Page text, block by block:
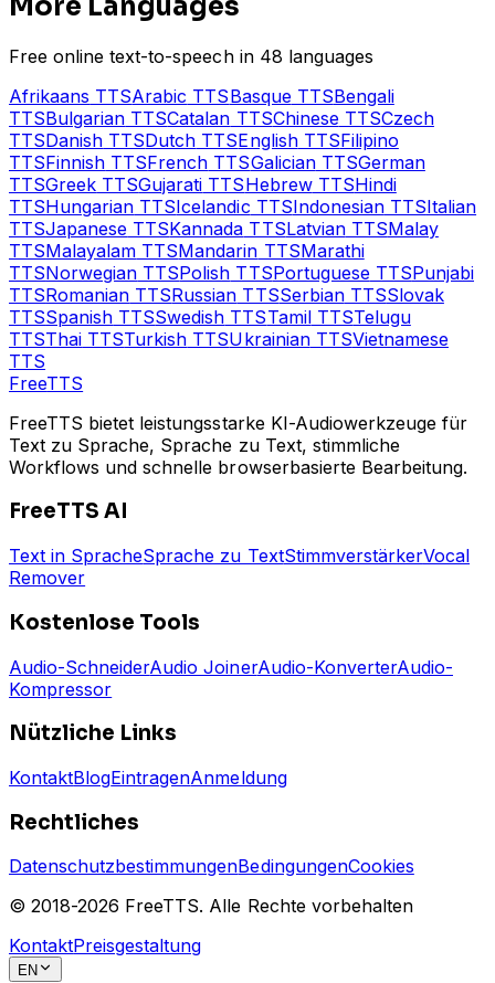
Free online text-to-speech in 48 languages
Afrikaans TTSArabic TTSBasqueTTSBengali
TTSBulgarian TTSCatalan TTSChineseTTSCzech
TTSDanish TTSDutch TTSEnglishTTSFilipino
TTSFinnish TTSFrench TTSGalicianTTSGerman
TTSGreek TTSGujarati TTSHebrewTTSHindi
TTSHungarian TTSIcelandic TTSIndonesianTTSItalian
TTSJapanese TTSKannada TTSLatvianTTSMalay
TTSMalayalam TTSMandarin TTSMarathi
TTSNorwegian TTSPolish TTSPortugueseTTSPunjabi
TTSRomanian TTSRussian TTSSerbianTTSSlovak
TTSSpanish TTSSwedish TTSTamilTTSTelugu
TTSThai TTSTurkish TTSUkrainianTTSVietnamese
TTS
FreeTTS
FreeTTS bietet leistungsstarke KI-Audiowerkzeuge für
Text zu Sprache, Sprache zu Text, stimmliche
Workflows und schnelle browserbasierte Bearbeitung.
FreeTTS AI
Text in SpracheSprache zu TextStimmverstärkerVocal
Remover
Kostenlose Tools
Audio-SchneiderAudio JoinerAudio-KonverterAudio-
Kompressor
Nützliche Links
KontaktBlogEintragenAnmeldung
Rechtliches
DatenschutzbestimmungenBedingungenCookies
© 2018-2026 FreeTTS. Alle Rechte vorbehalten
KontaktPreisgestaltung
EN